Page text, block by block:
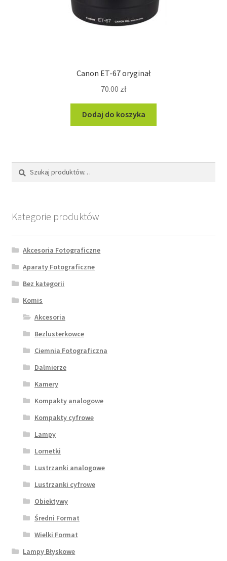
Canon ET-67 oryginał
70.00 zł
Dodaj do koszyka
Szukaj:
Szukaj
Kategorie produktów
Akcesoria Fotograficzne
Aparaty Fotograficzne
Bez kategorii
Komis
Akcesoria
Bezlusterkowce
Ciemnia Fotograficzna
Dalmierze
Kamery
Kompakty analogowe
Kompakty cyfrowe
Lampy
Lornetki
Lustrzanki analogowe
Lustrzanki cyfrowe
Obiektywy
Średni Format
Wielki Format
Lampy Błyskowe